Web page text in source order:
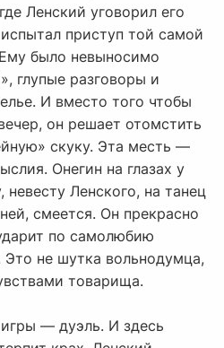
Ленский уговорил его
приступ той самой
было невыносимо
глупые разговоры и
И вместо того чтобы
он решает отомстить
скуку. Эта месть —
Онегин на глазах у
невесту Ленского, на танец
смеется. Он прекрасно
по самолюбию
не шутка вольнодумца,
товарища.
— дуэль. И здесь